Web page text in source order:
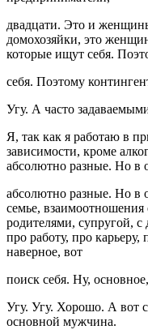
двадцати. Это и
домохозяйки, это
которые ищут себя.
себя. Поэтому
Угу. А часто
Я, так как я работаю в
зависимости, кроме
абсолютно разные. Но в
абсолютно разные. Но в
семье,
родителями, супругой,
про работу, про
наверное, вот
поиск себя. Ну,
Угу. Угу. Хорошо. А вот
основной мужчина.